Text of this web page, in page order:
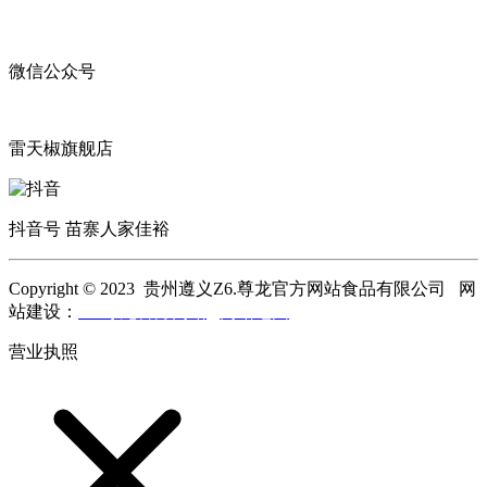
微信公众号
雷天椒旗舰店
抖音号 苗寨人家佳裕
Copyright © 2023 贵州遵义Z6.尊龙官方网站食品有限公司 网
站建设：
营业执照